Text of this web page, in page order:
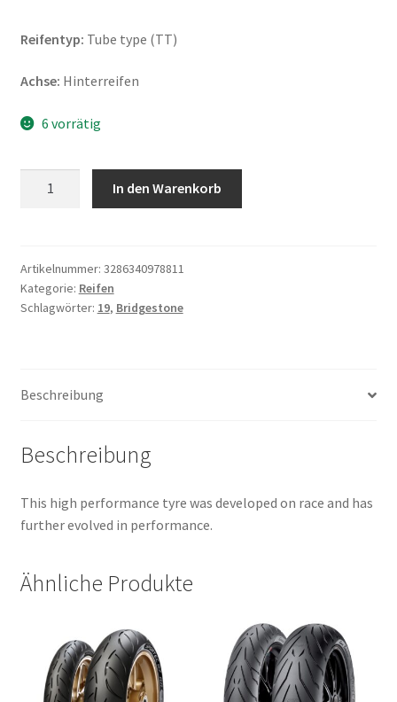
Reifentyp: Tube type (TT)
Achse: Hinterreifen
6 vorrätig
-
19
57M
Menge
In den Warenkorb
Artikelnummer: 3286340978811
Kategorie: Reifen
Schlagwörter: 19, Bridgestone
Beschreibung
Beschreibung
This high performance tyre was developed on race and has
further evolved in performance.
Ähnliche Produkte